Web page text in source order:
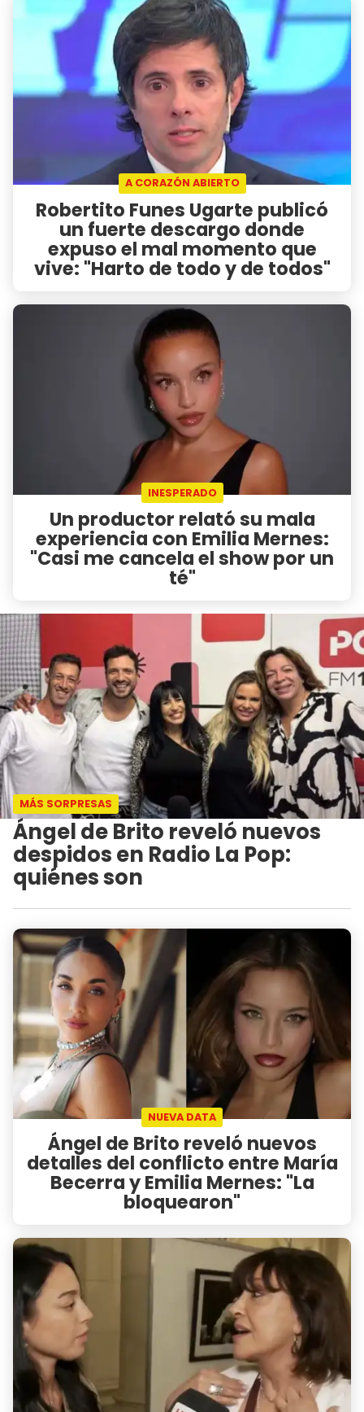
A CORAZÓN ABIERTO
Robertito Funes Ugarte publicó
un fuerte descargo donde
expuso el mal momento que
vive: "Harto de todo y de todos"
INESPERADO
Un productor relató su mala
experiencia con Emilia Mernes:
"Casi me cancela el show por un
té"
MÁS SORPRESAS
Ángel de Brito reveló nuevos
despidos en Radio La Pop:
quiénes son
NUEVA DATA
Ángel de Brito reveló nuevos
detalles del conflicto entre María
Becerra y Emilia Mernes: "La
bloquearon"